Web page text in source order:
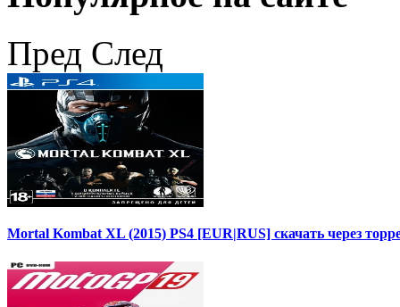
Пред След
Mortal Kombat XL (2015) PS4 [EUR|RUS] скачать через